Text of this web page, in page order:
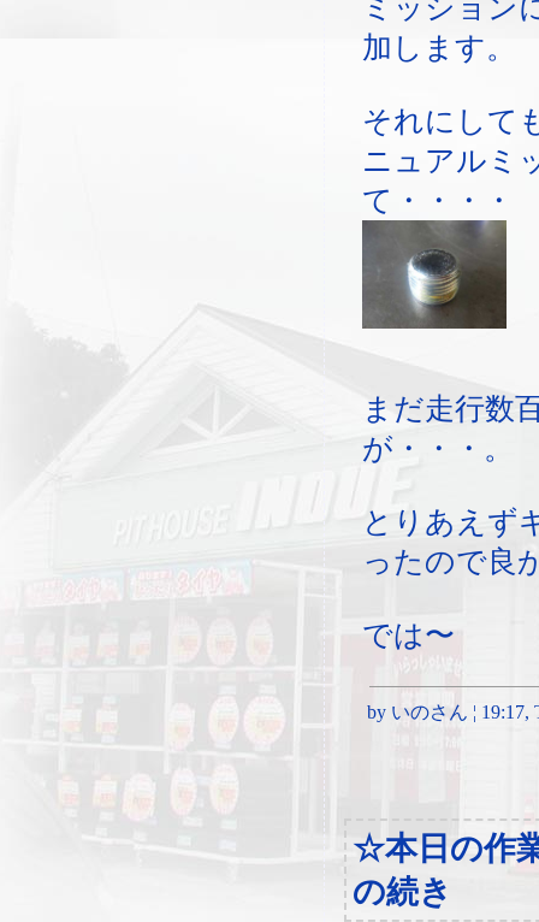
ミッション
加します。
それにして
ニュアルミ
て・・・・
まだ走行数
が・・・。
とりあえず
ったので良
では〜
by いのさん ¦ 19:17,
☆本日の作
の続き